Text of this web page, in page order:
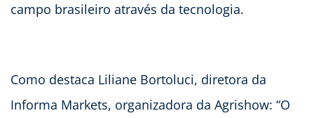
campo brasileiro através da tecnologia.
Como destaca Liliane Bortoluci, diretora da
Informa Markets, organizadora da Agrishow: “O